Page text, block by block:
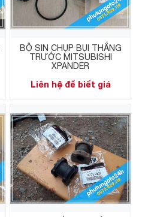
BỘ SIN CHỤP BỤI THẮNG
TRƯỚC MITSUBISHI
XPANDER
Liên hệ để biết giá